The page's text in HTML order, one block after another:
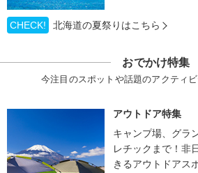
CHECK! 北海道の夏祭りはこちら
おでかけ特集
今注目のスポットや話題のアクティ
アウトドア特集
キャンプ場、グラ
レチックまで！非
きるアウトドアス